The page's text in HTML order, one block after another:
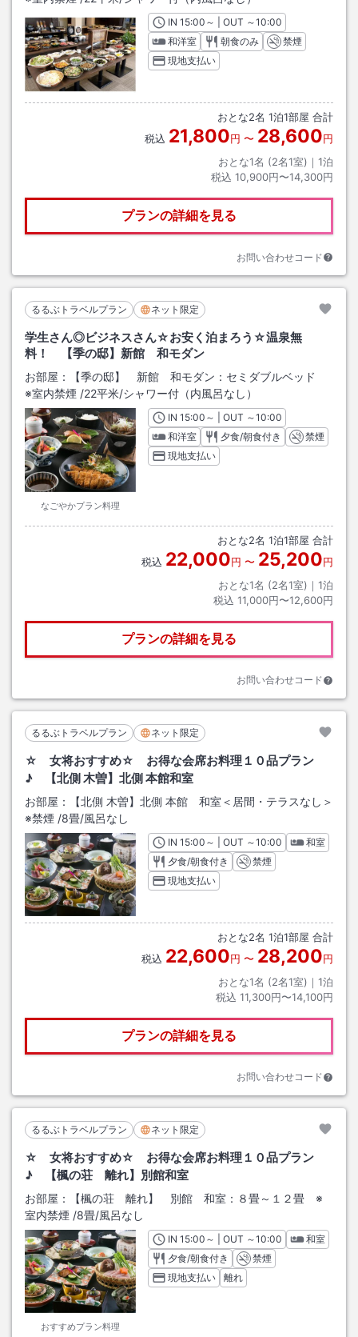
INチェックイン
15:00 ～ | OUT チェックアウト
～10:00
和洋室
朝食のみ
禁煙
現地支払い
おとな2名 1泊1部屋 合計
税込 21,800円 〜 28,600円
おとな1名 (2名1室)｜ 1泊
税込 10,900円〜14,300円
プランの詳細を見る
お問い合わせコード
るるぶトラベルプラン ネット限定
学生さん◎ビジネスさん☆お安く泊まろう☆温泉無
料！ 【季の邸】新館 和モダン
お部屋：
【季の邸】 新館 和モダン：セミダブルベッド
※室内禁煙 /22平米/シャワー付（内風呂なし）
なごやかプラン料理
INチェックイン
15:00 ～ | OUT チェックアウト
～10:00
和洋室
夕食/朝食付き
禁煙
現地支払い
おとな2名 1泊1部屋 合計
税込 22,000円 〜 25,200円
おとな1名 (2名1室)｜ 1泊
税込 11,000円〜12,600円
プランの詳細を見る
お問い合わせコード
るるぶトラベルプラン ネット限定
☆ 女将おすすめ☆ お得な会席お料理１０品プラン
♪ 【北側 木曽】北側 本館和室
お部屋：
【北側 木曽】北側 本館 和室＜居間・テラスなし＞
※禁煙 /8畳/風呂なし
INチェックイン
15:00 ～ | OUT チェックアウト
～10:00
和室
夕食/朝食付き
禁煙
現地支払い
おとな2名 1泊1部屋 合計
税込 22,600円 〜 28,200円
おとな1名 (2名1室)｜ 1泊
税込 11,300円〜14,100円
プランの詳細を見る
お問い合わせコード
るるぶトラベルプラン ネット限定
☆ 女将おすすめ☆ お得な会席お料理１０品プラン
♪ 【楓の荘 離れ】別館和室
お部屋：
【楓の荘 離れ】 別館 和室：８畳～１２畳 ※
室内禁煙 /8畳/風呂なし
おすすめプラン料理
INチェックイン
15:00 ～ | OUT チェックアウト
～10:00
和室
夕食/朝食付き
禁煙
現地支払い
離れ